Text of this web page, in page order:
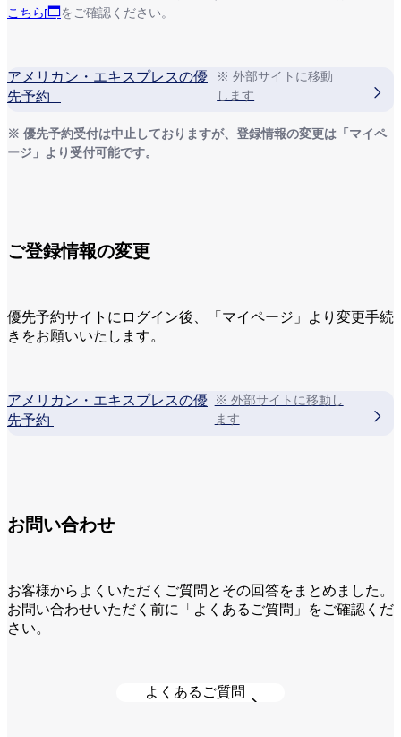
こちら
をご確認ください。
アメリカン・エキスプレスの優
先予約
※ 外部サイトに移動
します
※ 優先予約受付は中止しておりますが、登録情報の変更は「マイペ
ージ」より受付可能です。
ご登録情報の変更
優先予約サイトにログイン後、「マイページ」より変更手続
きをお願いいたします。
アメリカン・エキスプレスの優
先予約
※ 外部サイトに移動し
ます
お問い合わせ
お客様からよくいただくご質問とその回答をまとめました。
お問い合わせいただく前に「よくあるご質問」をご確認くだ
さい。
よくあるご質問